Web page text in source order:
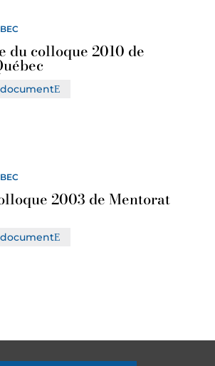
du colloque 2010 de
2003 de Mentorat